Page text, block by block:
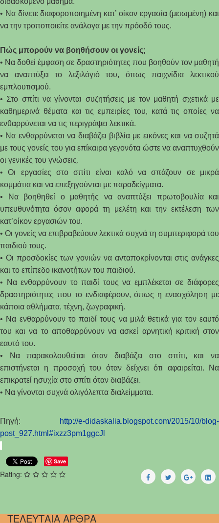
• Να δίνετε διαφοροποιημένη κατ’ οίκον εργασία (μειωμένη) και
να την τροποποιείτε ανάλογα με την πρόοδό τους.
Πώς μπορούν να βοηθήσουν οι γονείς;
• Να δοθεί έμφαση σε δραστηριότητες που βοηθούν τον μαθητή
να αναπτύξει το λεξιλόγιό του, όπωςπαιχνίδια λεκτικού
εμπλουτισμού.
• Στο σπίτι να γίνονται συζητήσεις με τον μαθητή σχετικά με
καθημερινά θέματα και τις εμπειρίες του, κατά τις οποίες να
ενθαρρύνεται να τις περιγράψει λεκτικά.
• Να ενθαρρύνεται να διαβάζει βιβλία με εικόνες και να συζητά
με τους γονείς του για επίκαιρα γεγονότα ώστε να αναπτυχθούν
οι γενικές του γνώσεις.
• Οι εργασίες στο σπίτι είναι καλό να σπάζουν σε μικρά
κομμάτια και να επεξηγούνται με παραδείγματα.
• Να βοηθηθεί ο μαθητής να αναπτύξει πρωτοβουλία και
υπευθυνότητα όσον αφορά τη μελέτη και την εκτέλεση των
κατ’οίκον εργασιών του.
• Οι γονείς να επιβραβεύουν λεκτικά συχνά τη συμπεριφορά του
παιδιού τους.
• Οι προσδοκίες των γονιών να ανταποκρίνονται στις ανάγκες
και το επίπεδο ικανοτήτων του παιδιού.
• Να ενθαρρύνουν το παιδί τους να εμπλέκεται σε διάφορες
δραστηριότητες που το ενδιαφέρουν, όπως η ενασχόληση με
κάποια αθλήματα, τέχνη, ζωγραφική.
• Να ενθαρρύνουν το παιδί τους να μιλά θετικά για τον εαυτό
του και να το αποθαρρύνουν να ασκεί αρνητική κριτική στον
εαυτό του.
• Να παρακολουθείται όταν διαβάζει στο σπίτι, και να
επιστήνεται η προσοχή του όταν δείχνει ότι αφαιρείται. Να
επικρατεί ησυχία στο σπίτι όταν διαβάζει.
• Να γίνονται συχνά ολιγόλεπτα διαλείμματα.
Πηγή:
http://e-didaskalia.blogspot.com/2015/10/blog-
post_927.html#ixzz3pm1ggcJl
Save
Rating:
ΤΕΛΕΥΤΑΙΑ ΑΡΘΡΑ